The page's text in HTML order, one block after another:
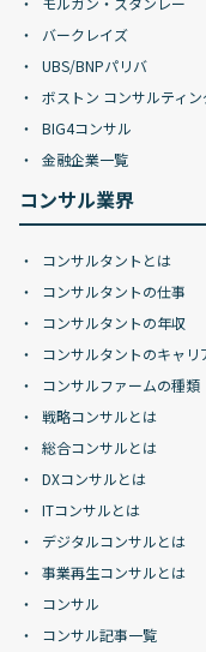
バークレイズ
UBS/BNPパリバ
ボストン コンサルティ
BIG4コンサル
金融企業一覧
コンサル業界
コンサルタントとは
コンサルタントの仕事
コンサルタントの年収
コンサルタントのキャリ
コンサルファームの種類
戦略コンサルとは
総合コンサルとは
DXコンサルとは
ITコンサルとは
デジタルコンサルとは
事業再生コンサルとは
コンサル
コンサル記事一覧